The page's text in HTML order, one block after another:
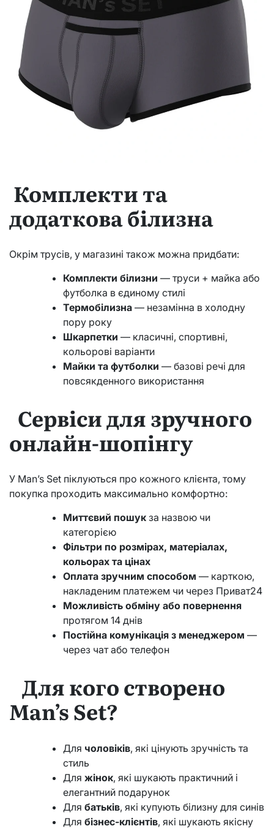
Комплекти та
додаткова білизна
Окрім трусів, у магазині також можна придбати:
Комплекти білизни — труси + майка або
футболка в єдиному стилі
Термобілизна — незамінна в холодну
пору року
Шкарпетки — класичні, спортивні,
кольорові варіанти
Майки та футболки — базові речі для
повсякденного використання
Сервіси для зручного
онлайн-шопінгу
У Man’s Set піклуються про кожного клієнта, тому
покупка проходить максимально комфортно:
Миттєвий пошук за назвою чи
категорією
Фільтри по розмірах, матеріалах,
кольорах та цінах
Оплата зручним способом — карткою,
накладеним платежем чи через Приват24
Можливість обміну або повернення
протягом 14 днів
Постійна комунікація з менеджером —
через чат або телефон
Для кого створено
Man’s Set?
Для чоловіків, які цінують зручність та
стиль
Для жінок, які шукають практичний і
елегантний подарунок
Для батьків, які купують білизну для синів
Для бізнес-клієнтів, які шукають якісну